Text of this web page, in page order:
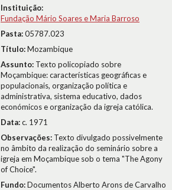
Instituição:
Fundação Mário Soares e Maria Barroso
Pasta:05787.023
Título:Mozambique
Assunto: Texto policopiado sobre
Moçambique: características geográficas e
populacionais, organização política e
administrativa, sistema educativo, dados
económicos e organização da igreja católica.
Data:c. 1971
Observações: Texto divulgado possivelmente
no âmbito da realização do seminário sobre a
igreja em Moçambique sob o tema "The Agony
of Choice".
Fundo:Documentos Alberto Arons de Carvalho